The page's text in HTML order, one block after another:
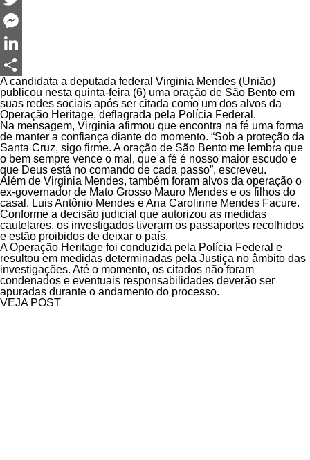
Twitter
Messenger
LinkedIn
Share
A candidata a deputada federal Virginia Mendes (União)
publicou nesta quinta-feira (6) uma oração de São Bento em
suas redes sociais após ser citada como um dos alvos da
Operação Heritage, deflagrada pela Polícia Federal.
Na mensagem, Virginia afirmou que encontra na fé uma forma
de manter a confiança diante do momento. “Sob a proteção da
Santa Cruz, sigo firme. A oração de São Bento me lembra que
o bem sempre vence o mal, que a fé é nosso maior escudo e
que Deus está no comando de cada passo”, escreveu.
Além de Virginia Mendes, também foram alvos da operação o
ex-governador de Mato Grosso Mauro Mendes e os filhos do
casal, Luis Antônio Mendes e Ana Carolinne Mendes Facure.
Conforme a decisão judicial que autorizou as medidas
cautelares, os investigados tiveram os passaportes recolhidos
e estão proibidos de deixar o país.
A Operação Heritage foi conduzida pela Polícia Federal e
resultou em medidas determinadas pela Justiça no âmbito das
investigações. Até o momento, os citados não foram
condenados e eventuais responsabilidades deverão ser
apuradas durante o andamento do processo.
VEJA POST